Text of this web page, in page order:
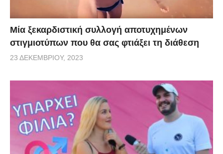
Μία ξεκαρδιστική συλλογή αποτυχημένων
στιγμιοτύπων που θα σας φτιάξει τη διάθεση
23 ΔΕΚΕΜΒΡΊΟΥ, 2023